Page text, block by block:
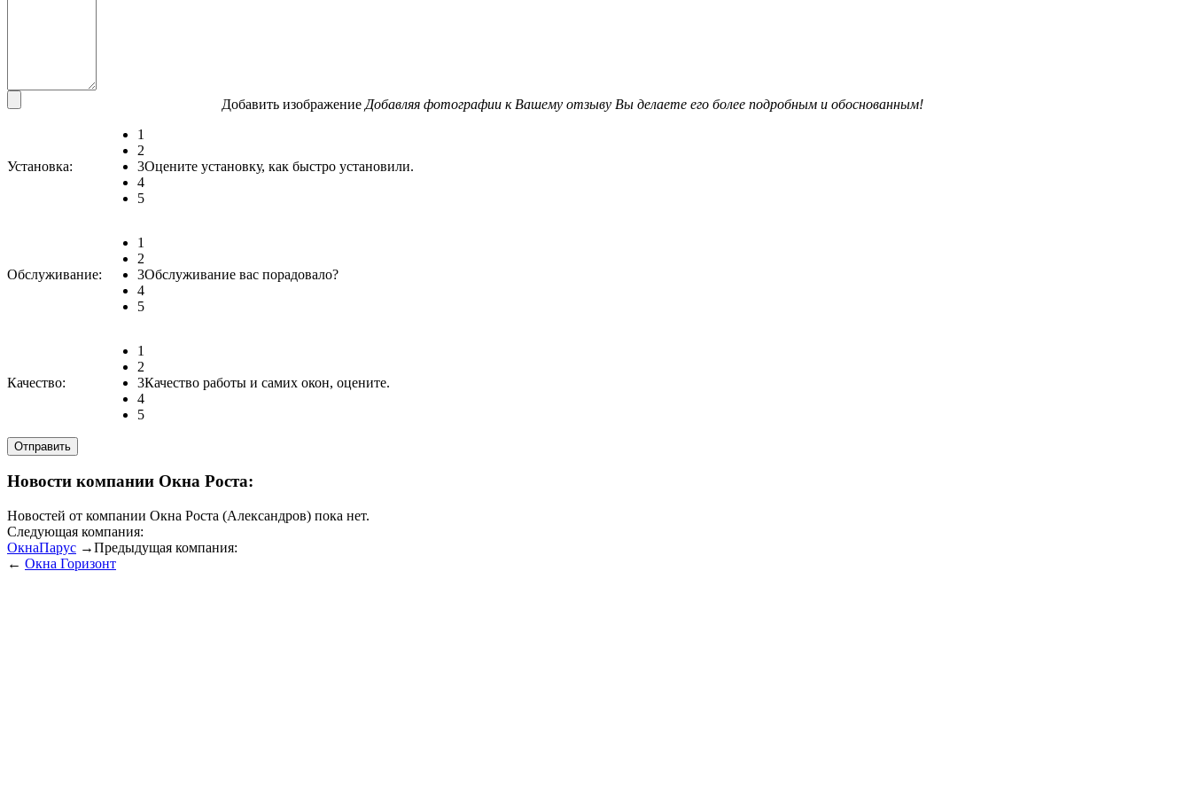
Добавить изображение Добавляя фотографии к Вашему отзыву Вы делаете его более подробным и обоснованным!
Установка:
1
2
3
4
5
Оцените установку, как быстро установили.
Обслуживание:
1
2
3
4
5
Обслуживание вас порадовало?
Качество:
1
2
3
4
5
Качество работы и самих окон, оцените.
Новости компании Окна Роста:
Новостей от компании Окна Роста (Александров) пока нет.
Следующая компания:
ОкнаПарус →Предыдущая компания:
← Окна Горизонт